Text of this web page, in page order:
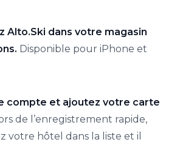
Alto.Ski dans votre magasin
Disponible pour iPhone et
compte et ajoutez votre carte
de l’enregistrement rapide,
votre hôtel dans la liste et il